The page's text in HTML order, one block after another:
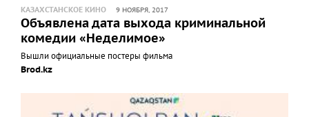
КАЗАХСТАНСКОЕ КИНО 9 НОЯБРЯ, 2017
Объявлена дата выхода криминальной
комедии «Неделимое»
Вышли официальные постеры фильма
Brod.kz